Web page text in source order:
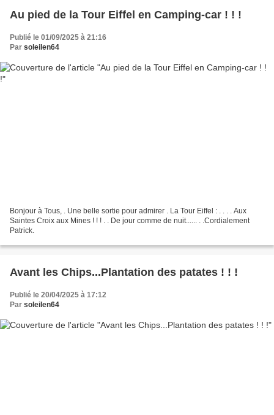
Au pied de la Tour Eiffel en Camping-car ! ! !
Publié le 01/09/2025 à 21:16
Par soleilen64
Bonjour à Tous, . Une belle sortie pour admirer . La Tour Eiffel : . . . . Aux
Saintes Croix aux Mines ! ! ! . . De jour comme de nuit...... . .Cordialement
Patrick.
Avant les Chips...Plantation des patates ! ! !
Publié le 20/04/2025 à 17:12
Par soleilen64